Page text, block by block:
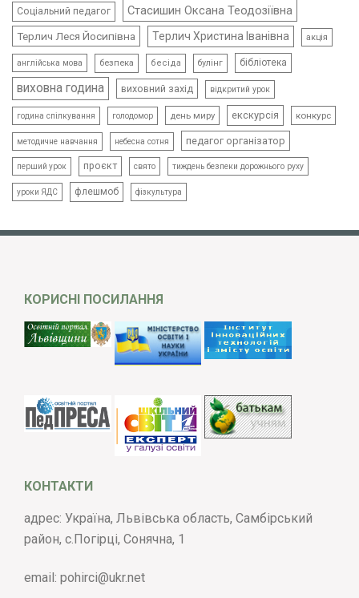
Соціальний педагог Стасишин Оксана Теодозіївна
Терлич Леся Йосипівна Терлич Христина Іванівна акція
англійська мова безпека бесіда булінг бібліотека
виховна година виховний захід відкритий урок
година спілкування голодомор день миру екскурсія конкурс
методичне навчання небесна сотня педагог організатор
перший урок проєкт свято тиждень безпеки дорожнього руху
уроки ЯДС флешмоб фізкультура
КОРИСНІ ПОСИЛАННЯ
КОНТАКТИ
адрес: Україна, Львівська область, Самбірський
район, с.Погірці, Сонячна, 1
email: pohirci@ukr.net